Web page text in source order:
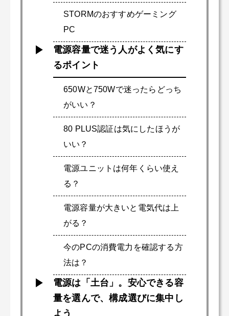
STORMのおすすめゲーミング
PC
電源容量で迷う人がよく気にす
るポイント
650Wと750Wで迷ったらどっち
がいい？
80 PLUS認証は気にしたほうが
いい？
電源ユニットは何年くらい使え
る？
電源容量が大きいと電気代は上
がる？
今のPCの消費電力を確認する方
法は？
電源は「土台」。安心できる容
量を選んで、構成選びに集中し
よう